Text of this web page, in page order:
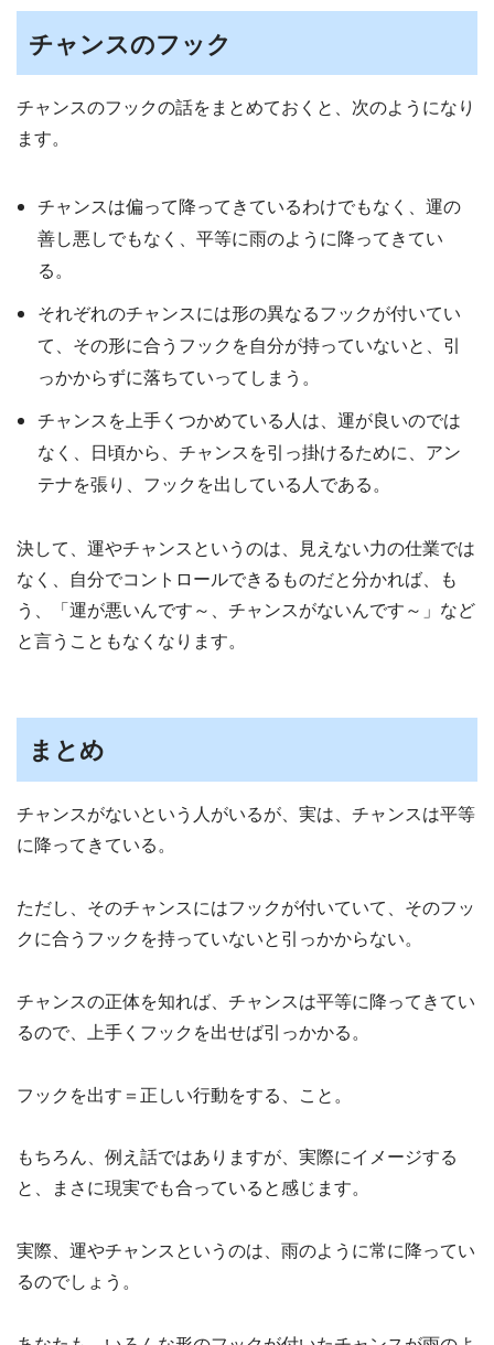
チャンスのフック
チャンスのフックの話をまとめておくと、次のようになり
ます。
チャンスは偏って降ってきているわけでもなく、運の
善し悪しでもなく、平等に雨のように降ってきてい
る。
それぞれのチャンスには形の異なるフックが付いてい
て、その形に合うフックを自分が持っていないと、引
っかからずに落ちていってしまう。
チャンスを上手くつかめている人は、運が良いのでは
なく、日頃から、チャンスを引っ掛けるために、アン
テナを張り、フックを出している人である。
決して、運やチャンスというのは、見えない力の仕業では
なく、自分でコントロールできるものだと分かれば、も
う、「運が悪いんです～、チャンスがないんです～」など
と言うこともなくなります。
まとめ
チャンスがないという人がいるが、実は、チャンスは平等
に降ってきている。
ただし、そのチャンスにはフックが付いていて、そのフッ
クに合うフックを持っていないと引っかからない。
チャンスの正体を知れば、チャンスは平等に降ってきてい
るので、上手くフックを出せば引っかかる。
フックを出す＝正しい行動をする、こと。
もちろん、例え話ではありますが、実際にイメージする
と、まさに現実でも合っていると感じます。
実際、運やチャンスというのは、雨のように常に降ってい
るのでしょう。